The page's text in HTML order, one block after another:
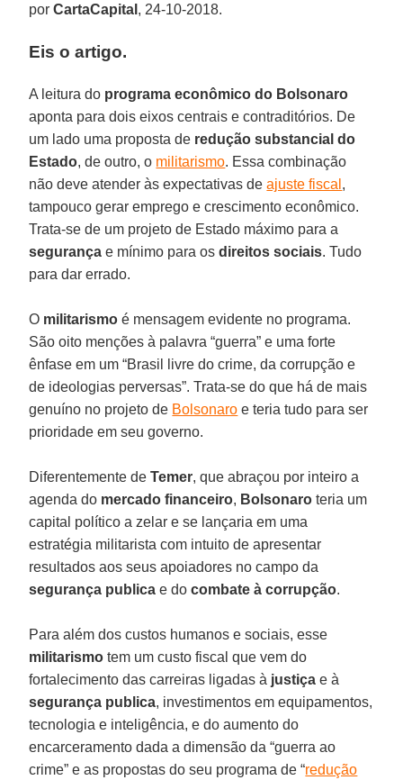
porCartaCapital , 24-10-2018.
Eis o artigo.
A leitura do programa econômico do Bolsonaro
aponta para dois eixos centrais e contraditórios. De
um lado uma proposta de redução substancial do
Estado, de outro, o militarismo. Essa combinação
não deve atender às expectativas deajuste fiscal ,
tampouco gerar emprego e crescimento econômico.
Trata-se de um projeto de Estado máximo para a
segurança e mínimo para osdireitos sociais. Tudo
para dar errado.
O militarismo é mensagem evidente no programa.
São oito menções à palavra “guerra” e uma forte
ênfase em um “Brasil livre do crime, da corrupção e
de ideologias perversas”. Trata-se do que há de mais
genuíno no projeto de Bolsonaro e teria tudo para ser
prioridade em seu governo.
Diferentemente deTemer, que abraçou por inteiro a
agenda do mercado financeiro, Bolsonaro teria um
capital político a zelar e se lançaria em uma
estratégia militarista com intuito de apresentar
resultados aos seus apoiadores no campo da
segurança publica e docombate à corrupção.
Para além dos custos humanos e sociais, esse
militarismo tem um custo fiscal que vem do
fortalecimento das carreiras ligadas à justiça e à
segurança publica, investimentos em equipamentos,
tecnologia e inteligência, e do aumento do
encarceramento dada a dimensão da “guerra ao
crime” e as propostas do seu programa de “redução